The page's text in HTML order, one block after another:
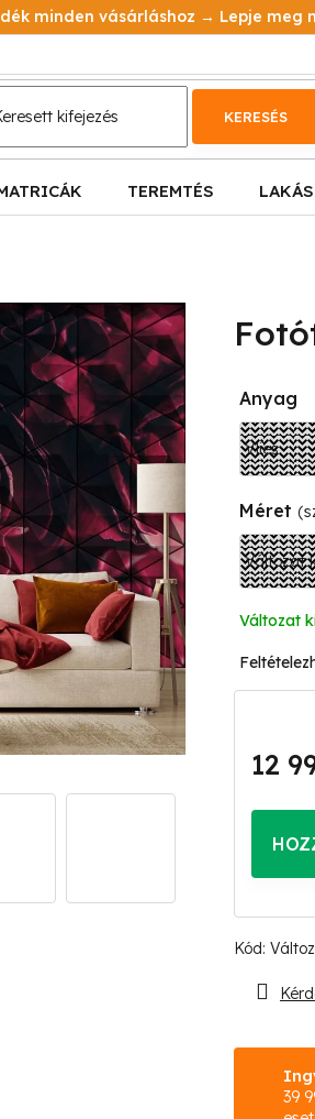
minden vásárláshoz → Lepje meg
KERESÉS
TEREMTÉS
Kód:
Anyag
Méret
Változat
12
39